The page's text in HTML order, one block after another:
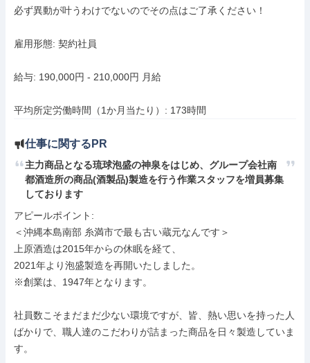
必ず異動が叶うわけでないのでその点はご了承ください！
雇用形態: 契約社員
給与: 190,000円 - 210,000円 月給
平均所定労働時間（1か月当たり）: 173時間
仕事に関するPR
主力商品となる琉球泡盛の神泉をはじめ、グループ会社南
都酒造所の商品(酒製品)製造を行う作業スタッフを増員募集
しております
アピールポイント:
＜沖縄本島南部 糸満市で最も古い蔵元なんです＞
上原酒造は2015年からの休眠を経て、
2021年より泡盛製造を再開いたしました。
※創業は、1947年となります。
社員数こそまだまだ少ない環境ですが、皆、熱い思いを持った人
ばかりで、職人達のこだわりが詰まった商品を日々製造していま
す。